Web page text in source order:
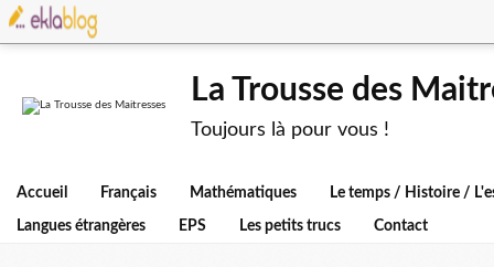
La Trousse des
Toujours là pour vous !
Accueil Français Mathématiques Le temps / Histoire /
Langues étrangères EPS Les petits trucs Contact